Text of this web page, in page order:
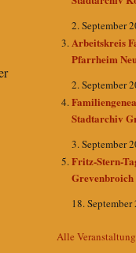
2. September
Arbeitskreis
Pfarrheim
2. September
Stadtarchiv
3. September
Fritz-Stern-
Grevenbroich
18. September
Alle